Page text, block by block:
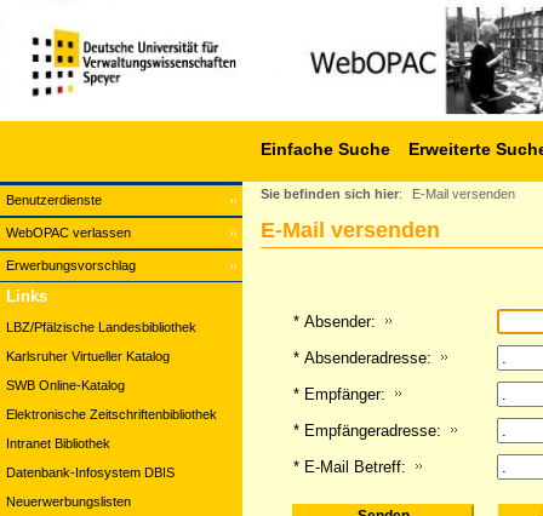
Benutzerdienste
WebOPAC verlassen
Erwerbungsvorschlag
Einfache Suche Erweiterte
Links
LBZ/Pfälzische Landesbibliothek
Karlsruher Virtueller Katalog
SWB Online-Katalog
Elektronische Zeitschriftenbibliothek
Intranet Bibliothek
Datenbank-Infosystem DBIS
Neuerwerbungslisten
Sie befinden sich hier: E-Mail versenden
E-Mail versenden
* Absender:
* Absenderadresse:
* Empfänger:
* Empfängeradresse:
* E-Mail Betreff: